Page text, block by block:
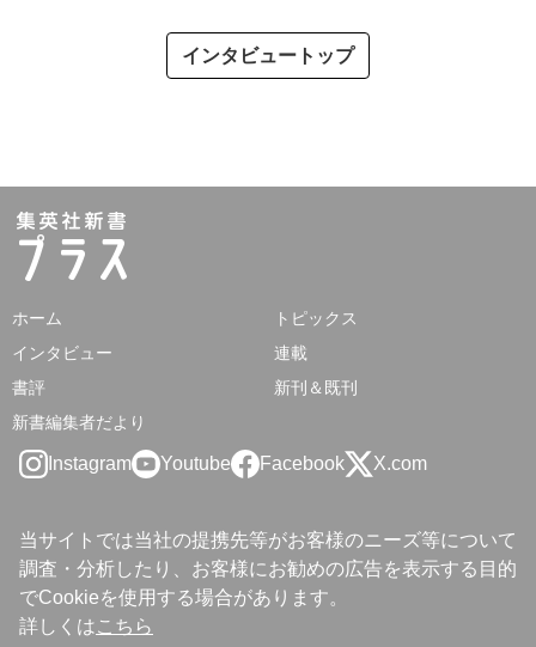
インタビュートップ
ホーム
トピックス
インタビュー
連載
書評
新刊＆既刊
新書編集者だより
Instagram Youtube Facebook X.com
当サイトでは当社の提携先等がお客様のニーズ等について
調査・分析したり、お客様にお勧めの広告を表示する目的
でCookieを使用する場合があります。
詳しくはこちら